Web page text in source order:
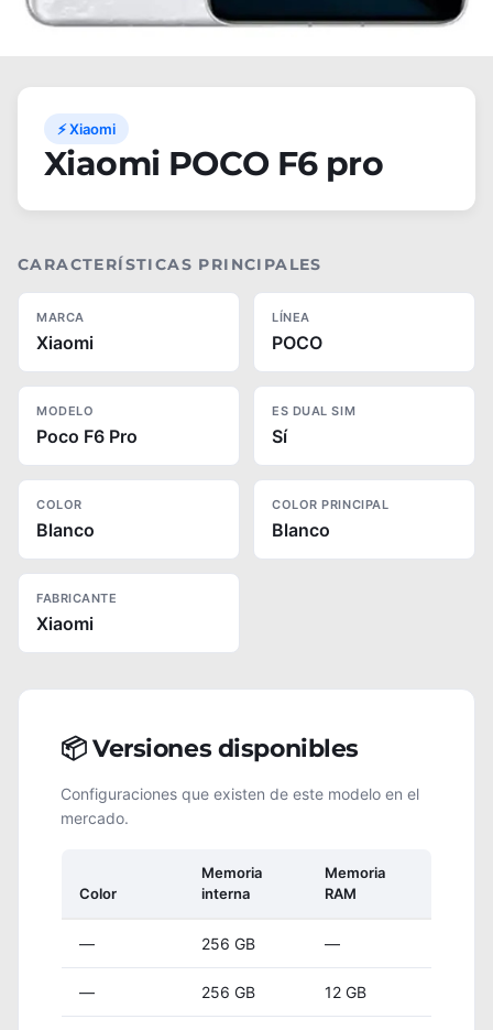
⚡ Xiaomi
Xiaomi POCO F6 pro
CARACTERÍSTICAS PRINCIPALES
MARCA
Xiaomi
LÍNEA
POCO
MODELO
Poco F6 Pro
ES DUAL SIM
Sí
COLOR
Blanco
COLOR PRINCIPAL
Blanco
FABRICANTE
Xiaomi
📦 Versiones disponibles
Configuraciones que existen de este modelo en el
mercado.
Color
Memoria
interna
Memoria
RAM
— 256 GB —
— 256 GB 12 GB